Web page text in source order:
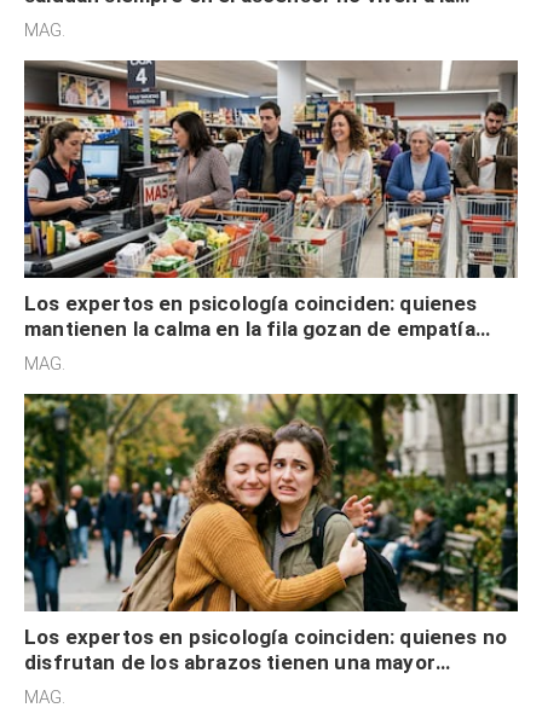
defensiva y tienen apertura social
MAG.
Los expertos en psicología coinciden: quienes
mantienen la calma en la fila gozan de empatía
cognitiva, gratitud y no solo tienen autocontrol
MAG.
Los expertos en psicología coinciden: quienes no
disfrutan de los abrazos tienen una mayor
sensibilidad a los estímulos físicos y no es por
MAG.